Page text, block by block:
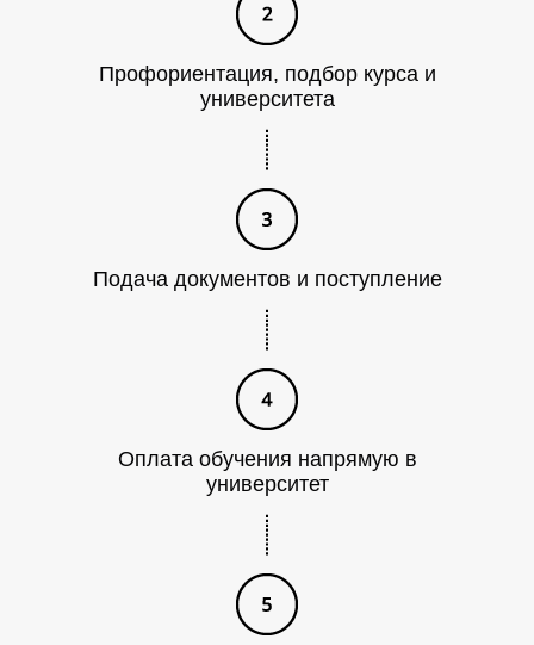
Ь
Профориентация, подбор курса и
университета
Подача документов и поступление
Оплата обучения напрямую в
университет